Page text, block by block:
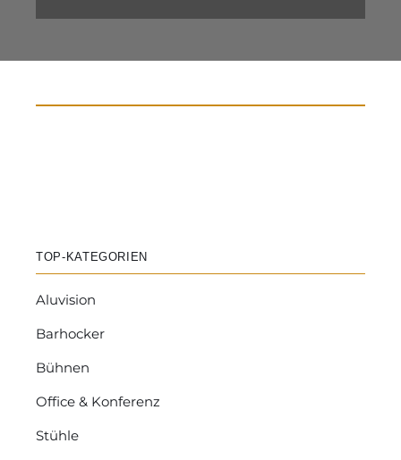
TOP-KATEGORIEN
Aluvision
Barhocker
Bühnen
Office & Konferenz
Stühle